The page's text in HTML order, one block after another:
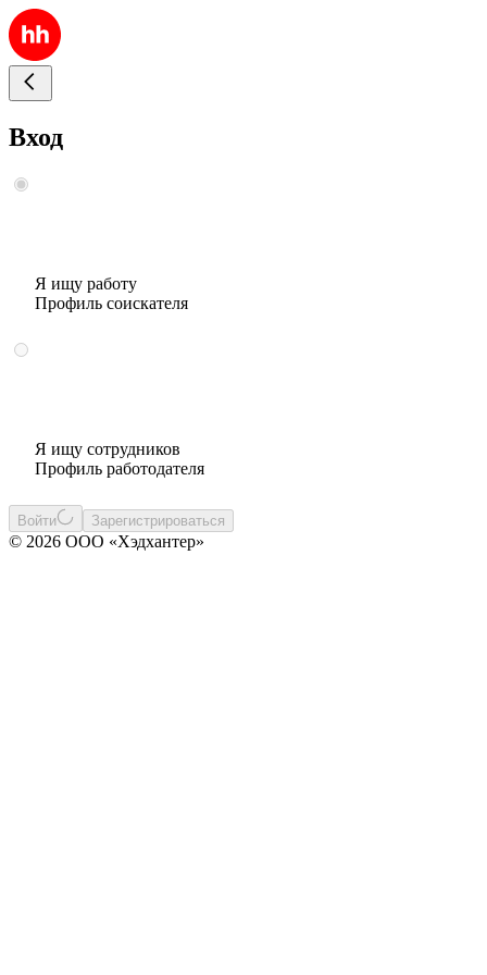
Вход
Я ищу работу
Профиль соискателя
Я ищу сотрудников
Профиль работодателя
Войти Зарегистрироваться
© 2026 ООО «Хэдхантер»